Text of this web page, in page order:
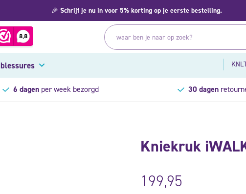
🎉 Schrijf je nu in voor 5% korting op je eerste bestelling.
blessures
6 dagenper week bezorgd 30 dagen
Kniekruk
199,95